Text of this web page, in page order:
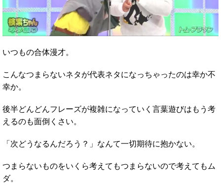
いつもの合体漫才。
こんなつまらないネタが代表ネタになっちゃったのは幸か不
幸か。
後半どんどんフレーズが複雑になっていく言葉遊びはもう考
えるのも面倒くさい。
「次どうなるんだろう？」なんて一切期待に抱かない。
つまらないものをいくら考えてもつまらないので考えてもム
ダ。